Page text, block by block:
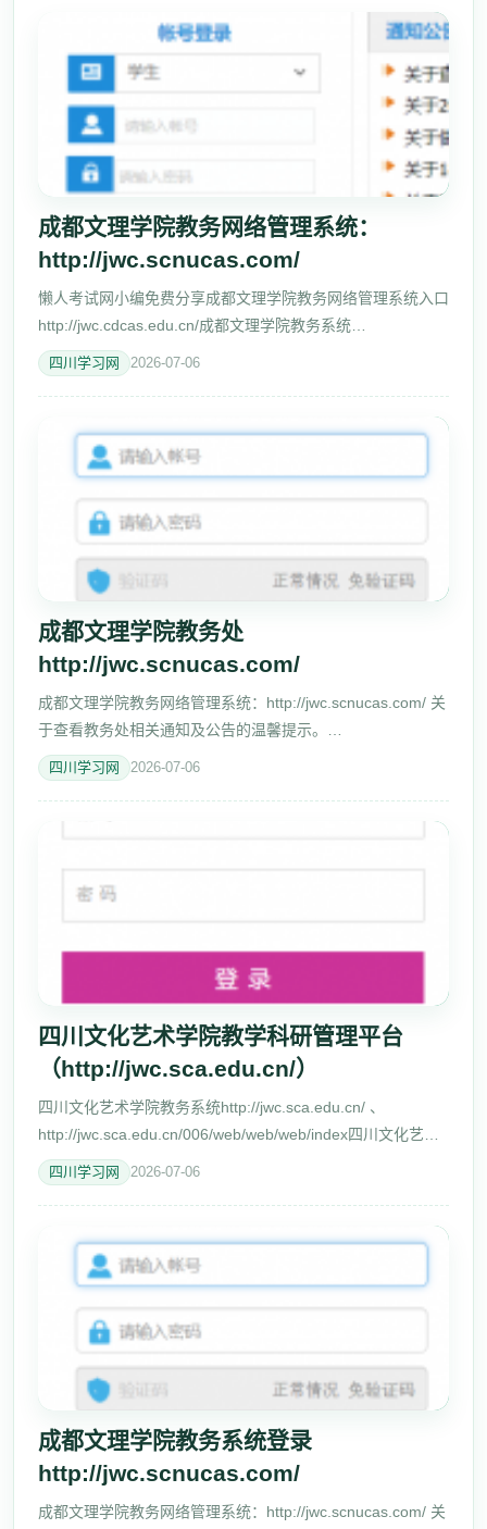
成都文理学院教务网络管理系统：
http://jwc.scnucas.com/
懒人考试网小编免费分享成都文理学院教务网络管理系统入口
http://jwc.cdcas.edu.cn/成都文理学院教务系统
（http://jwc.scnucas.com/） 关于查看教务处相关通知及公告
的温馨提示。成都文理学院教
四川学习网 2026-07-06
成都文理学院教务处
http://jwc.scnucas.com/
成都文理学院教务网络管理系统：http://jwc.scnucas.com/ 关
于查看教务处相关通知及公告的温馨提示。
https://jwc.scnucas.com/home.aspx/、、 关于2018-19-2学
期重新学习、补考报名的通知 [2019
四川学习网 2026-07-06
四川文化艺术学院教学科研管理平台
（http://jwc.sca.edu.cn/）
四川文化艺术学院教务系统http://jwc.sca.edu.cn/ 、
http://jwc.sca.edu.cn/006/web/web/web/index四川文化艺术
学院教学科研管理平台，仅供参考，具体以官网公布为准！
部门首页部门概况规章制
四川学习网 2026-07-06
成都文理学院教务系统登录
http://jwc.scnucas.com/
成都文理学院教务网络管理系统：http://jwc.scnucas.com/ 关